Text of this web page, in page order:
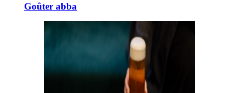
Goûter abba